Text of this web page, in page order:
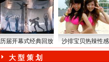
历届开幕式经典回放 沙排宝贝热辣性感
大 型 策 划